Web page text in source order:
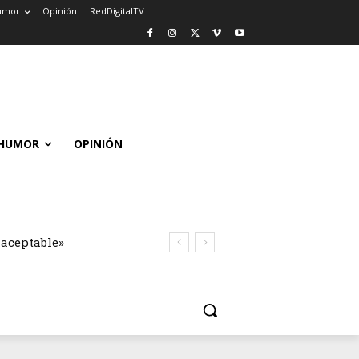
Opinión RedDigitalTV
OPINIÓN